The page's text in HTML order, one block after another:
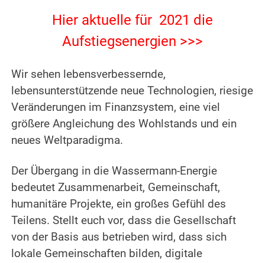
Hier aktuelle für 2021 die
Aufstiegsenergien >>>
Wir sehen lebensverbessernde,
lebensunterstützende neue Technologien, riesige
Veränderungen im Finanzsystem, eine viel
größere Angleichung des Wohlstands und ein
neues Weltparadigma.
Der Übergang in die Wassermann-Energie
bedeutet Zusammenarbeit, Gemeinschaft,
humanitäre Projekte, ein großes Gefühl des
Teilens. Stellt euch vor, dass die Gesellschaft
von der Basis aus betrieben wird, dass sich
lokale Gemeinschaften bilden, digitale